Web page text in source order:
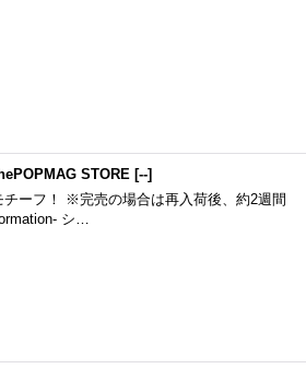
STORE [--]
ーフ！ ※完売の場合は再入荷後、約2週間
シ…